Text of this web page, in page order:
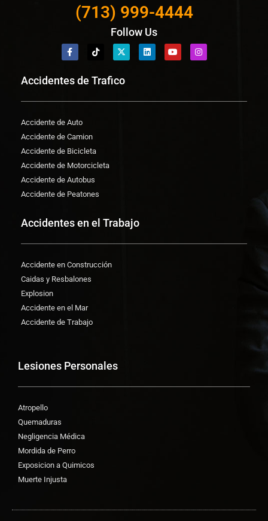
(713) 999-4444
Follow Us
Accidentes de Trafico
Accidente de Auto
Accidente de Camion
Accidente de Bicicleta
Accidente de Motorcicleta
Accidente de Autobus
Accidente de Peatones
Accidentes en el Trabajo
Accidente en Construcción
Caidas y Resbalones
Explosion
Accidente en el Mar
Accidente de Trabajo
Lesiones Personales
Atropello
Quemaduras
Negligencia Médica
Mordida de Perro
Exposicion a Quimicos
Muerte Injusta